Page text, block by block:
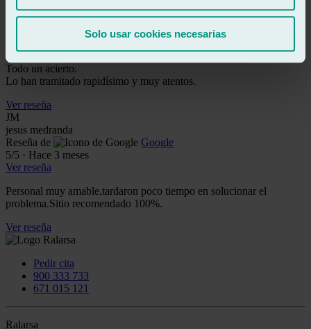
Solo usar cookies necesarias
carla gimeno luengo
Reseña de
Google
Hace 3 meses
Todo un acierto.
Lo han tramitado rapidísimo y muy atentos.
Ver reseña
JM
jesus medranda
Reseña de
Google
5/5 · Hace 3 meses
Ver reseña
Personal muy amable,tardaron poco tiempo en solucionar el
problema.Sitio recomendado 100%.
Ver reseña
Pedir cita
900 333 733
671 015 121
Ralarsa